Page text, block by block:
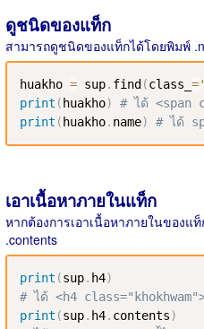
ดูชนิดของแท็ก
สามารถดูชนิดของแท็กได้โดยพิมพ์
huakho = sup. find (class_ =
print ( huakho)
# ได้ <span
print ( huakho. name) # ได้
เอาเนื้อหาภายในแท็ก
หากต้องการเอาเนื้อหาภายในของแ
.contents
print (sup. h4)
# ได้ <h4
print (sup. h4. contents)